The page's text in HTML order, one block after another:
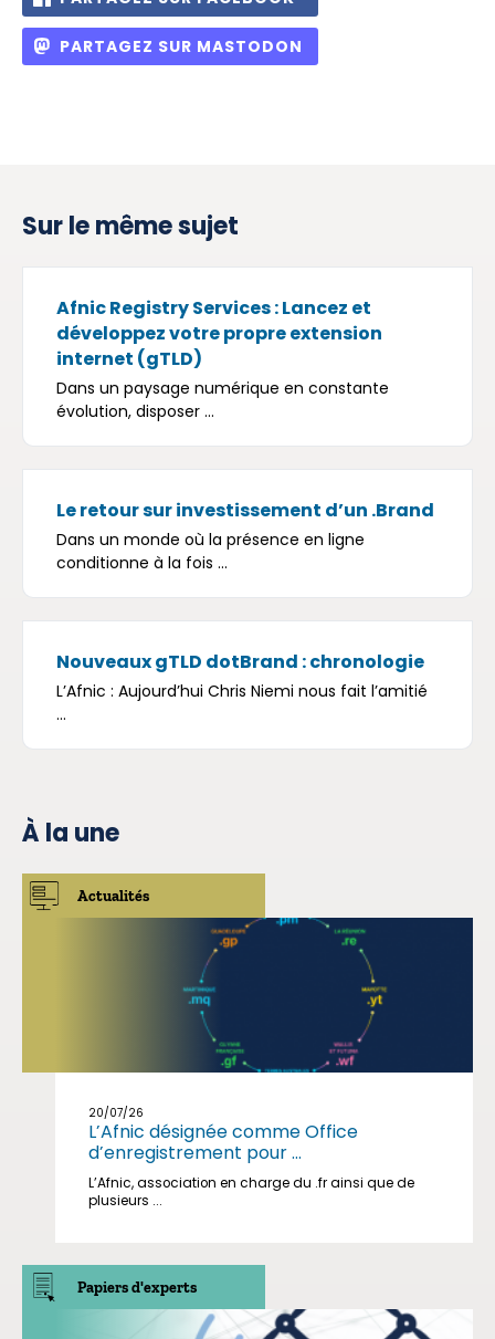
PARTAGEZ SUR MASTODON
Sur le même sujet
Afnic Registry Services : Lancez et
développez votre propre extension
internet (gTLD)
Dans un paysage numérique en constante
évolution, disposer ...
Le retour sur investissement d’un .Brand
Dans un monde où la présence en ligne
conditionne à la fois ...
Nouveaux gTLD dotBrand : chronologie
L’Afnic : Aujourd’hui Chris Niemi nous fait l’amitié
...
À la une
Actualités
20/07/26
L’Afnic désignée comme Office
d’enregistrement pour ...
L’Afnic, association en charge du .fr ainsi que de
plusieurs ...
Papiers d'experts